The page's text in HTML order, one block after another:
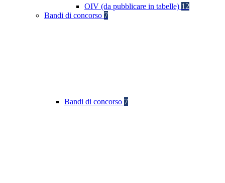
OIV (da pubblicare in tabelle) 12
Bandi di concorso 7
Bandi di concorso 7